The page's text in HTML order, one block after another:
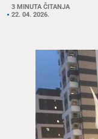
3 MINUTA ČITANJA
22. 04. 2026.